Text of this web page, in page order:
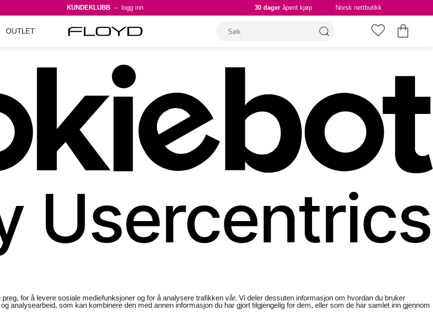
for å levere sosiale mediefunksjoner og for å analysere trafikken vår. Vi deler dessuten informasjon om hvordan du bruker
analysearbeid, som kan kombinere den med annen informasjon du har gjort tilgjengelig for dem, eller som de har samlet inn gjennom
KUNDEKLUBB – logg inn 30 dager åpent kjøp Norsk nettbutikk
OUTLET